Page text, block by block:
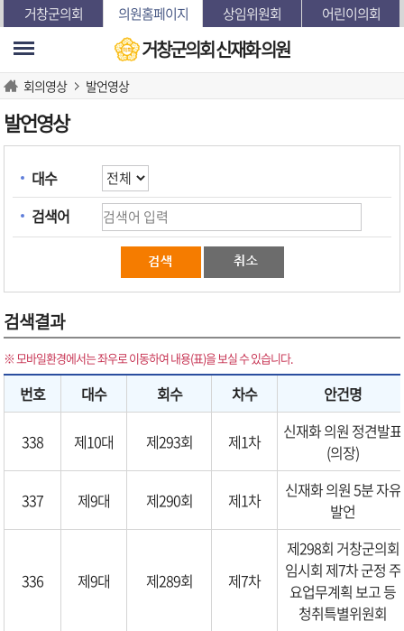
본문바로가기
거창군의회 의원홈페이지 상임위원회 어린이의회
거창군의회신재화 의원
회의영상 발언영상
발언영상
대수
검색어
검색결과
※ 모바일환경에서는 좌우로 이동하여 내용(표)을 보실 수 있습니다.
번호 대수 회수 차수 안건명
338 제10대 제293회 제1차
신재화 의원 정견발표
(의장)
337 제9대 제290회 제1차
신재화 의원 5분 자유
발언
336 제9대 제289회 제7차
제298회 거창군의회
임시회 제7차 군정 주
요업무계획 보고 등
청취특별위원회